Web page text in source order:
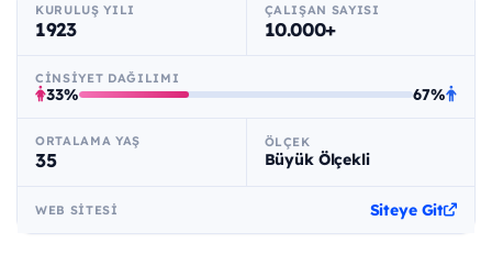
KURULUŞ YILI
1923
ÇALIŞAN SAYISI
10.000+
CINSIYET DAĞILIMI
33% 67%
ORTALAMA YAŞ
35
ÖLÇEK
Büyük Ölçekli
WEB SITESI Siteye Git